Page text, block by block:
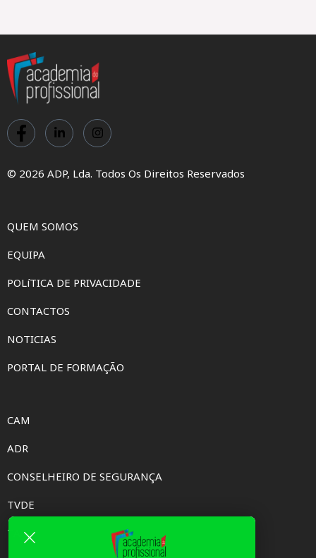
© 2026 ADP, Lda. Todos Os Direitos Reservados
QUEM SOMOS
EQUIPA
POLíTICA DE PRIVACIDADE
CONTACTOS
NOTICIAS
PORTAL DE FORMAÇÃO
CAM
ADR
CONSELHEIRO DE SEGURANÇA
TVDE
TAXI